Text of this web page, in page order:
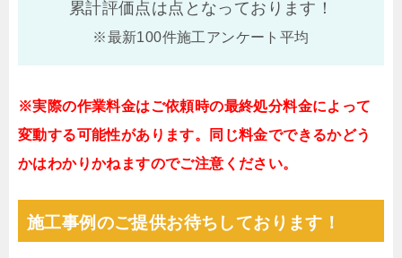
累計評価点は点となっております！
※最新100件施工アンケート平均
※実際の作業料金はご依頼時の最終処分料金によって
変動する可能性があります。同じ料金でできるかどう
かはわかりかねますのでご注意ください。
施工事例のご提供お待ちしております！